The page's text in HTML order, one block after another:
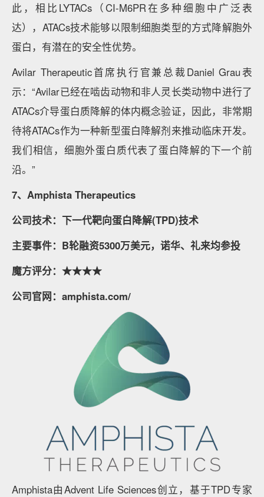
此，相比LYTACs（CI-M6PR在多种细胞中广泛表
达），ATACs技术能够以限制细胞类型的方式降解胞外
蛋白，有潜在的安全性优势。
Avilar Therapeutic首席执行官兼总裁Daniel Grau表
示：“Avilar已经在啮齿动物和非人灵长类动物中进行了
ATACs介导蛋白质降解的体内概念验证，因此，非常期
待将ATACs作为一种新型蛋白降解剂来推动临床开发。
我们相信，细胞外蛋白质代表了蛋白降解的下一个前
沿。”
7、Amphista Therapeutics
公司技术：下一代靶向蛋白降解(TPD)技术
主要事件：B轮融资5300万美元，诺华、礼来均参投
魔方评分：★★★★
公司官网：amphista.com/
Amphista由Advent Life Sciences创立，基于TPD专家